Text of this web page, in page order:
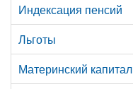
Индексация пенсий
Льготы
Материнский капитал